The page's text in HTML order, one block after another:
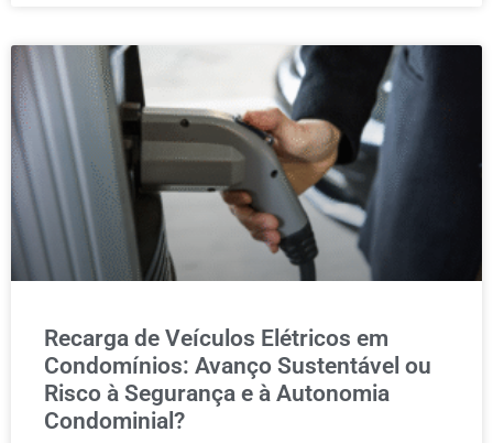
Recarga de Veículos Elétricos em
Condomínios: Avanço Sustentável ou
Risco à Segurança e à Autonomia
Condominial?